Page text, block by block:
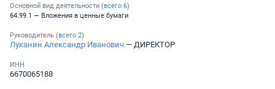
Основной вид деятельности (всего 6)
64.99.1 — Вложения в ценные бумаги
Руководитель (всего 2)
Луканин Александр Иванович — ДИРЕКТОР
ИНН
6670065188